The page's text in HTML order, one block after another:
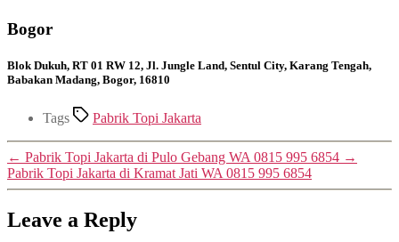
Bogor
Blok Dukuh, RT 01 RW 12, Jl. Jungle Land, Sentul City, Karang Tengah,
Babakan Madang, Bogor, 16810
Tags Pabrik Topi Jakarta
← Pabrik Topi Jakarta di Pulo Gebang WA 0815 995 6854 →
Pabrik Topi Jakarta di Kramat Jati WA 0815 995 6854
Leave a Reply